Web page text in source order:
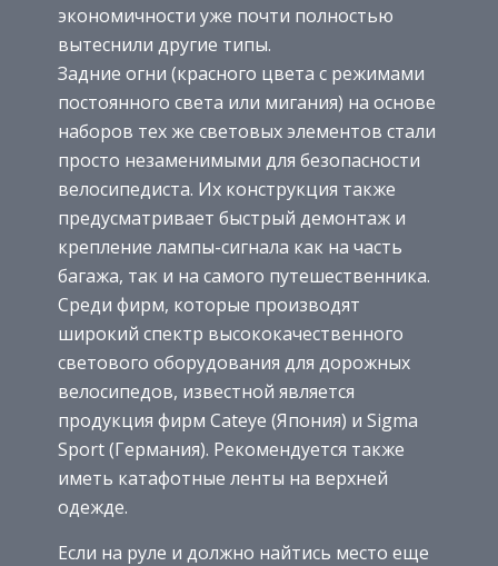
экономичности уже почти полностью
вытеснили другие типы.
Задние огни (красного цвета с режимами
постоянного света или мигания) на основе
наборов тех же световых элементов стали
просто незаменимыми для безопасности
велосипедиста. Их конструкция также
предусматривает быстрый демонтаж и
крепление лампы-сигнала как на часть
багажа, так и на самого путешественника.
Среди фирм, которые производят
широкий спектр высококачественного
светового оборудования для дорожных
велосипедов, известной является
продукция фирм Cateye (Япония) и Sigma
Sport (Германия). Рекомендуется также
иметь катафотные ленты на верхней
одежде.
Если на руле и должно найтись место еще